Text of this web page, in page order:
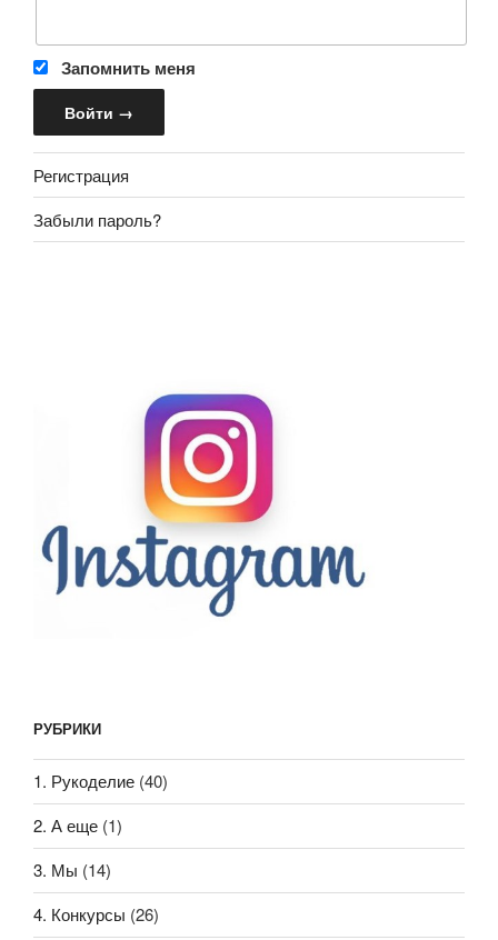
Запомнить меня
Регистрация
Забыли пароль?
РУБРИКИ
1. Рукоделие (40)
2. А еще (1)
3. Мы (14)
4. Конкурсы (26)